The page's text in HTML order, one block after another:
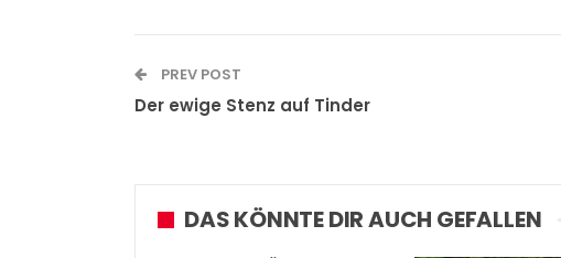
PREV POST
Der ewige Stenz auf Tinder
DAS KÖNNTE DIR AUCH GEFALLEN